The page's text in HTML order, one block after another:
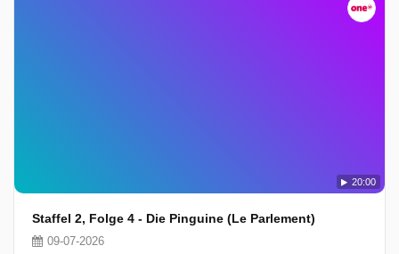
20:00
Staffel 2, Folge 4 - Die Pinguine (Le Parlement)
09-07-2026